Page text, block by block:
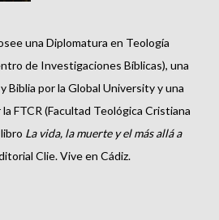
una Diplomatura en Teología
de Investigaciones Bíblicas), una
Biblia por la Global University y una
FTCR (Facultad Teológica Cristiana
La vida, la muerte y el más allá a
Clie. Vive en Cádiz.